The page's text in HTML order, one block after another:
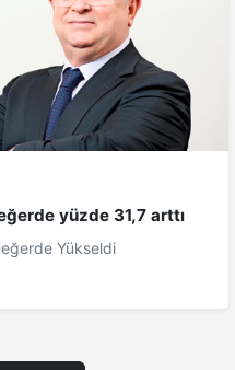
yüzde 31,7 arttı
Yükseldi